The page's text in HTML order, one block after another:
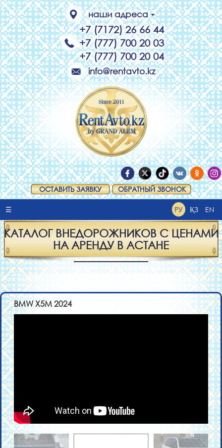
наши адреса
+7 (7172) 26 66 44
+7 (777) 700 20 03
+7 (777) 700 20 04
info@rentavto.kz
ОСТАВИТЬ ЗАЯВКУ ОБРАТНЫЙ ЗВОНОК
☰ РУ ҚЗ EN
КАТАЛОГ ВНЕДОРОЖНИКОВ С ЦЕНАМИ
НА АРЕНДУ В АСТАНЕ
BMW X5M 2024